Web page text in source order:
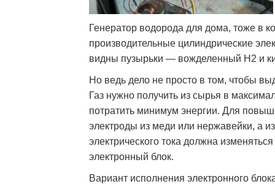
Генератор водорода для дома, тоже в
производительные цилиндрические
видны пузырьки — вожделенный Н2 и
Но ведь дело не просто в том, чтобы
Газ нужно получить из сырья в
потратить минимум энергии. Для
электроды из меди или нержавейки, а
электрического тока должна
электронный блок.
Вариант исполнения электронного